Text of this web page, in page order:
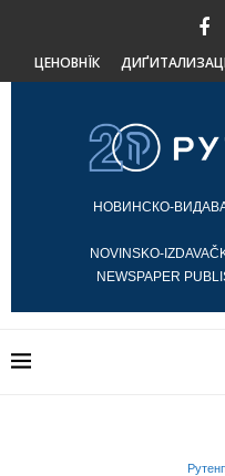
ЦЕНОВНЇК
НОВИНСКО-
NOVINSKO-
NEWSPAPER